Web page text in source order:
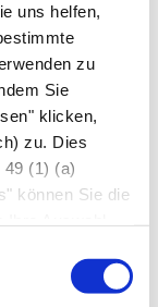
uns helfen,
zu
Sie
klicken,
zu. Dies
(1) (a)
können Sie die
eitrig
Hohlraum
führt zu
mit
wird mit